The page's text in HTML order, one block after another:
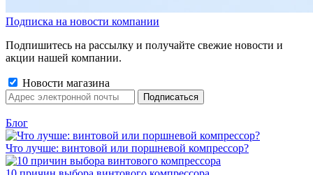
Подписка на новости компании
Подпишитесь на рассылку и получайте свежие новости и
акции нашей компании.
Новости магазина
Блог
Что лучше: винтовой или поршневой компрессор?